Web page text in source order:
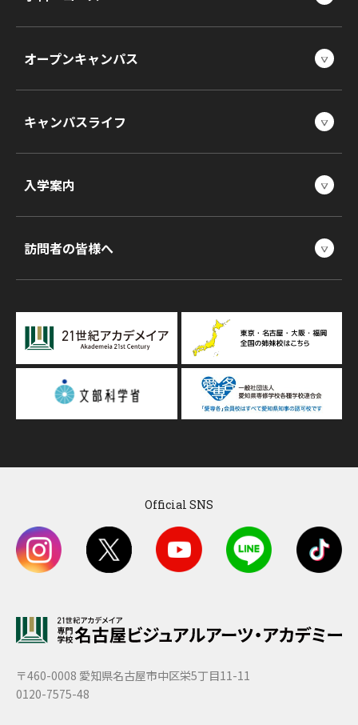
オープンキャンパス
キャンパスライフ
入学案内
訪問者の皆様へ
〒460-0008 愛知県名古屋市中区栄5丁目11-11
0120-7575-48
Official SNS